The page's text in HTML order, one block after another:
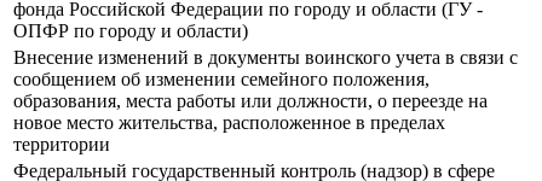
фонда Российской Федерации по городу и области (ГУ -
ОПФР по городу и области)
Внесение изменений в документы воинского учета в связи с
сообщением об изменении семейного положения,
образования, места работы или должности, о переезде на
новое место жительства, расположенное в пределах
территории
Федеральный государственный контроль (надзор) в сфере